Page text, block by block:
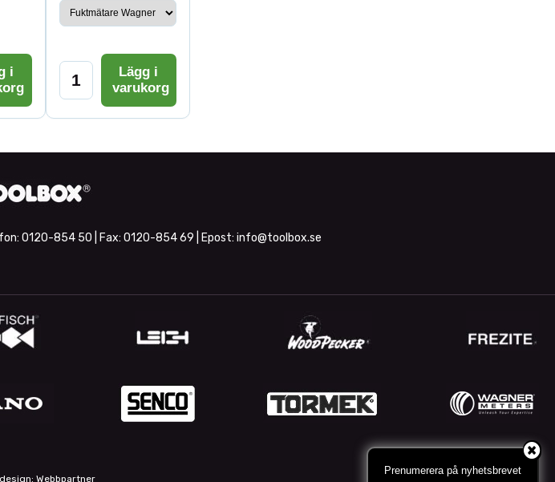
i
Lägg i
varukorg
0120-854 50 | Fax: 0120-854 69 | Epost: info@toolbox.se
Webbpartner
Prenumerera på nyhetsbrevet